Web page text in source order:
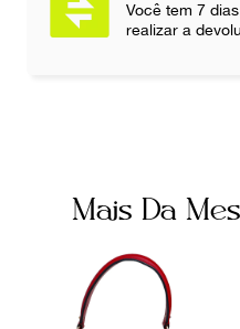
Fornecedor
Você tem 7
realizar a
Mais Da